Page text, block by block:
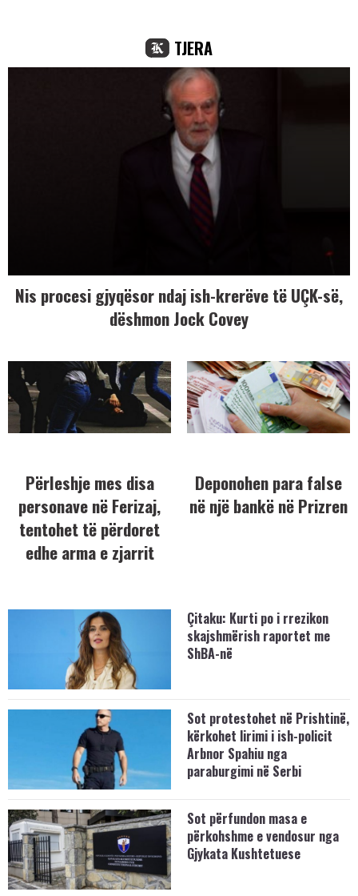
TJERA
Nis procesi gjyqësor ndaj ish-krerëve të UÇK-së,
dëshmon Jock Covey
Përleshje mes disa
personave në Ferizaj,
tentohet të përdoret
edhe arma e zjarrit
Deponohen para false
në një bankë në Prizren
Çitaku: Kurti po i rrezikon
skajshmërish raportet me
ShBA-në
Sot protestohet në Prishtinë,
kërkohet lirimi i ish-policit
Arbnor Spahiu nga
paraburgimi në Serbi
Sot përfundon masa e
përkohshme e vendosur nga
Gjykata Kushtetuese